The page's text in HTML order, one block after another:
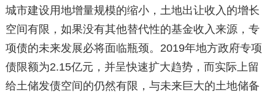
城市建设用地增量规模的缩小，土地出让收入的增长
空间有限，如果没有其他替代性的基金收入来源，专
项债的未来发展必将面临瓶颈。2019年地方政府专项
债限额为2.15亿元，并呈快速扩大趋势，而实际上留
给土储发债空间的仍然有限，与未来巨大的土地储备